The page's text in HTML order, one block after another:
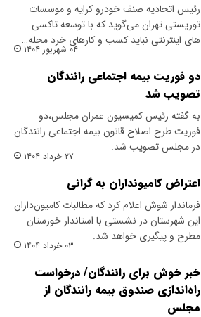
رئیس اتحادیه صنف خودرو کرایه و موسسات
توریستی تهران می‌گوید که با توسعه تاکسی
های اینترنتی نباید کسب و کارهای خرد محله…
۰۴ شهریور ۱۴۰۴
دو فوریت بیمه اجتماعی رانندگان
تصویب شد
به گفته رئیس کمیسیون عمران مجلس،‌دو
فوریت طرح اصلاح قانون بیمه اجتماعی رانندگان
در مجلس تصویب شد.
۲۷ خرداد ۱۴۰۴
اعتراض کامیونداران به گرانی
فرماندار شوش اعلام کرد که مطالبات کامیون‌داران
این شهرستان در نشستی با استاندار خوزستان
مطرح و پیگیری خواهد شد.
۰۳ خرداد ۱۴۰۴
خبر خوش برای رانندگان/ درخواست
راه‌اندازی صندوق بیمه رانندگان از
مجلس